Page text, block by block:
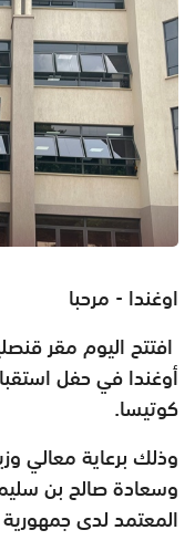
اوغندا - مرحبا
افتتح اليوم مقر
أوغندا في حفل
كوتيسا.
وذلك برعاية معالي
وسعادة صالح بن
المعتمد لدى جمهورية ‎أوغندا.